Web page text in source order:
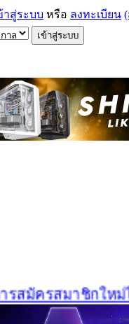
าสู่ระบบ หรือ ลงทะเบียน
มัครสมาชิกใหม่ไ